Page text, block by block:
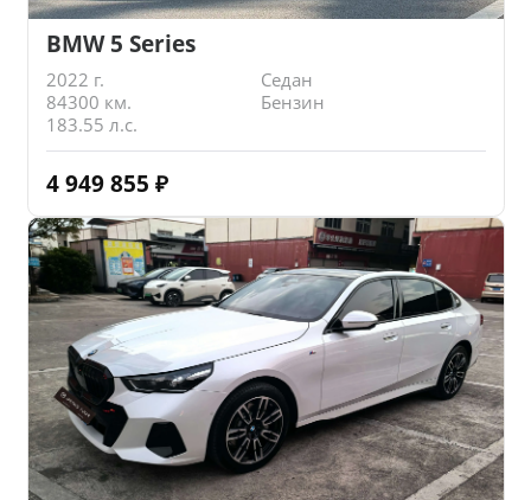
BMW 5 Series
2022 г.
Седан
84300 км.
Бензин
183.55 л.с.
4 949 855 ₽